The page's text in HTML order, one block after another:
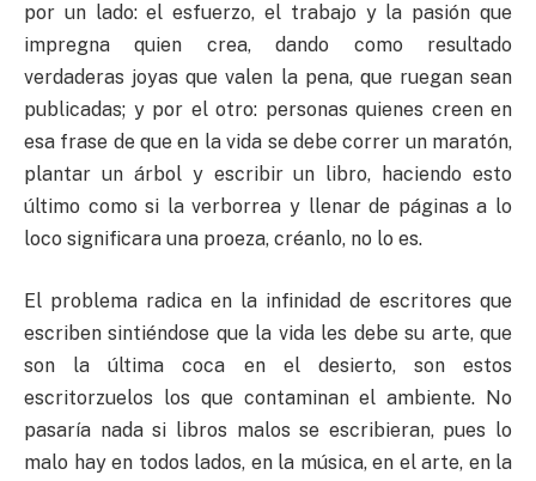
por un lado: el esfuerzo, el trabajo y la pasión que
impregna quien crea, dando como resultado
verdaderas joyas que valen la pena, que ruegan sean
publicadas; y por el otro: personas quienes creen en
esa frase de que en la vida se debe correr un maratón,
plantar un árbol y escribir un libro, haciendo esto
último como si la verborrea y llenar de páginas a lo
loco significara una proeza, créanlo, no lo es.
El problema radica en la infinidad de escritores que
escriben sintiéndose que la vida les debe su arte, que
son la última coca en el desierto, son estos
escritorzuelos los que contaminan el ambiente. No
pasaría nada si libros malos se escribieran, pues lo
malo hay en todos lados, en la música, en el arte, en la